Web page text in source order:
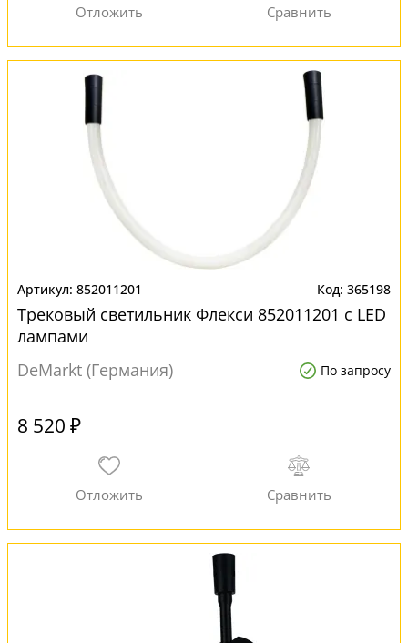
852011201 365198
Трековый светильник Флекси 852011201 с LED
лампами
DeMarkt (Германия)
По запросу
8 520 ₽